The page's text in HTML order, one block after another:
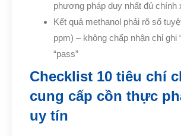
phương pháp duy nhất đủ chính
Kết quả methanol phải rõ số
ppm) – không chấp nhận chỉ ghi
“pass”
Checklist 10 tiêu chí
cung cấp cồn thực
uy tín